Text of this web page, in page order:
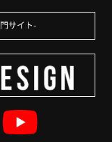
サイト